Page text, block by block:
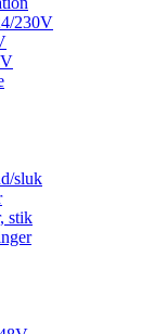
230V
sluk
stik